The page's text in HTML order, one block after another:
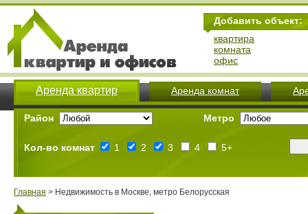
Добавить объект:
квартира
комната
офис
Аренда квартир Аренда комнат
Район Метро
Кол-во комнат 1 2 3 4 5+
Главная > Недвижимость в Москве, метро Белорусская